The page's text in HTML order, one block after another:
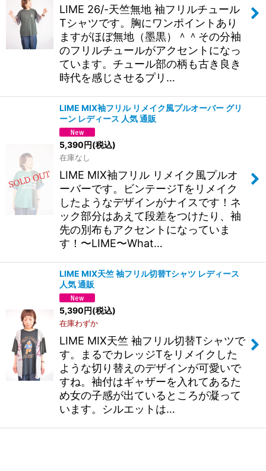
LIME 26/-天竺無地 袖フリルチュール
Tシャツです。胸にワンポイントあり
ますがほぼ無地（墨黒）＾＾その分袖
のフリルチュールがアクセントになっ
ています。チュール部の柄も古き良き
時代を感じさせるプリ…
LIME MIX袖フリル リメイク風プルオーバー グリ
ーン レディース 人気 通販
5,390円(税込)
在庫なし
LIME MIX袖フリル リメイク風プルオ
ーバーです。ビンテージTをリメイク
したようなデザインがナイスです！ネ
ック部分はあえて段差をつけたり、袖
先の別布もアクセントになっていま
す！〜LIME〜What…
LIME MIX天竺 袖フリル切替Tシャツ レディース
人気 通販
5,390円(税込)
在庫わずか
LIME MIX天竺 袖フリル切替Tシャツで
す。まるでカレッジTをリメイクした
ような切り替えのデザインが可愛いで
すね。袖付はギャザーを入れてあるた
め女の子感が出ているところが凝って
います。シルエットは…